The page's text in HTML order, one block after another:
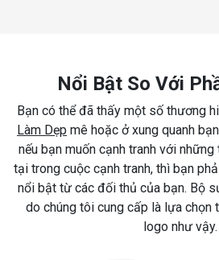
Nổi Bật So Với
Bạn có thể đã thấy một số thương
Làm Dẹp mê hoặc ở xung quanh
nếu bạn muốn cạnh tranh với
tại trong cuộc cạnh tranh, thì bạn
nổi bật từ các đối thủ của bạn. Bộ
do chúng tôi cung cấp là lựa chọn
logo như vậy.